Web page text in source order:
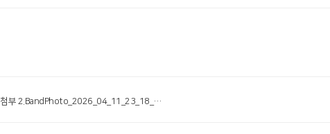
# 첨부 2.BandPhoto_2026_04_11_23_18_57.jpg